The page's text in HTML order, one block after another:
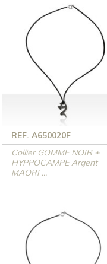
REF. A650020F
Collier GOMME NOIR +
HYPPOCAMPE Argent
MAORI ...